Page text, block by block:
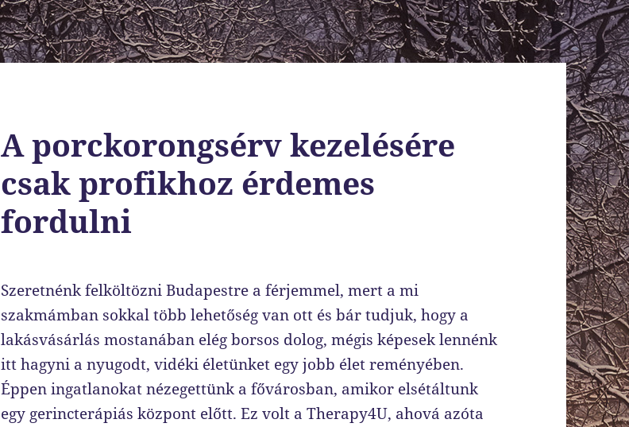
A porckorongsérv kezelésére
csak profikhoz érdemes
fordulni
Szeretnénk felköltözni Budapestre a férjemmel, mert a mi
szakmámban sokkal több lehetőség van ott és bár tudjuk, hogy a
lakásvásárlás mostanában elég borsos dolog, mégis képesek lennénk
itt hagyni a nyugodt, vidéki életünket egy jobb élet reményében.
Éppen ingatlanokat nézegettünk a fővárosban, amikor elsétáltunk
egy gerincterápiás központ előtt. Ez volt a Therapy4U, ahová azóta